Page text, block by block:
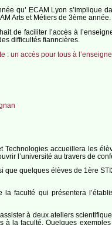
qu’ ECAM Lyon
Arts et Métiers de 3ème année.
de faciliter l’accès à
difficultés fianncières.
: un accès pour tous à
Technologies accueillera les
l’université au travers de
quelques élèves de 1ère
la faculté qui présentera
à deux ateliers
la faculté. Quelques